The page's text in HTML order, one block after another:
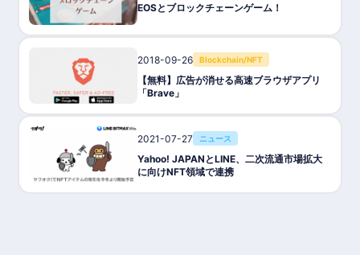
EOSとブロックチェーンゲーム！
2018-09-26 Blockchain/NFT
【無料】広告が消せる高速ブラウザアプリ
「Brave」
2021-07-27 ニュース
Yahoo! JAPANとLINE、二次流通市場拡大
に向けNFT領域で連携